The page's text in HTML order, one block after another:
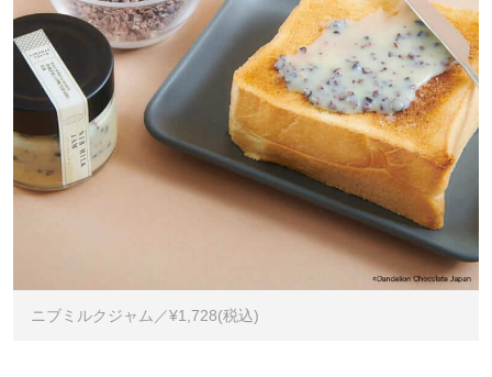
ニブミルクジャム／¥1,728(税込)